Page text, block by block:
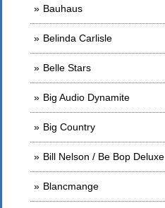
Bauhaus
Belinda Carlisle
Belle Stars
Big Audio Dynamite
Big Country
Bill Nelson / Be Bop Deluxe
Blancmange